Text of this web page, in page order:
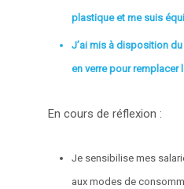
plastique et me suis
J’ai mis à disposition
en verre pour
En cours de réflexion :
Je sensibilise mes
aux modes de